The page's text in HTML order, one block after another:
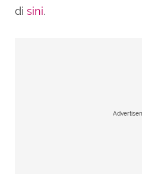
di sini.